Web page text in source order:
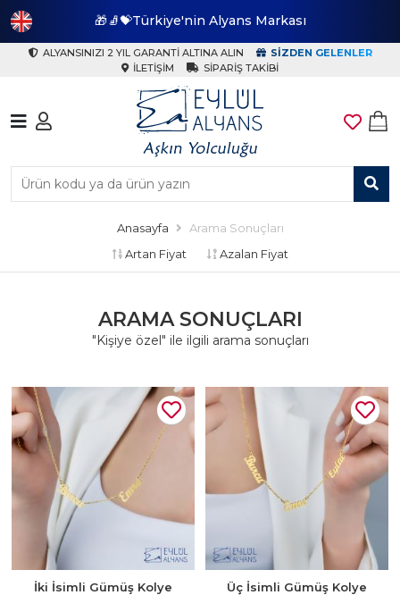
🎁🧦💝Türkiye'nin Alyans Markası
ALYANSINIZI 2 YIL GARANTI ALTINA ALIN
SIZDEN GELENLER
İLETIŞIM
SIPARIŞ TAKIBI
Anasayfa
Arama Sonuçları
Artan Fiyat
Azalan Fiyat
ARAMA SONUÇLARI
"Kişiye özel" ile ilgili arama sonuçları
İki İsimli Gümüş Kolye
Üç İsimli Gümüş Kolye